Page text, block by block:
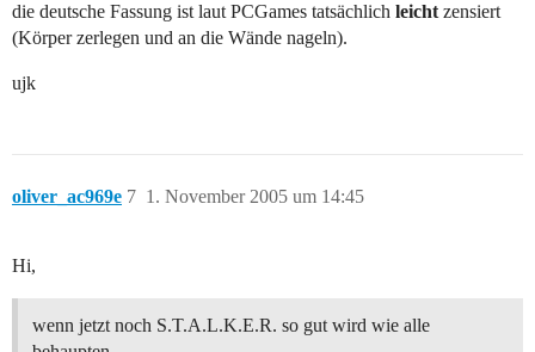
die deutsche Fassung ist laut PCGames tatsächlich leicht zensiert
(Körper zerlegen und an die Wände nageln).
ujk
oliver_ac969e 1. November 2005 um 14:45
7
Hi,
wenn jetzt noch S.T.A.L.K.E.R. so gut wird wie alle